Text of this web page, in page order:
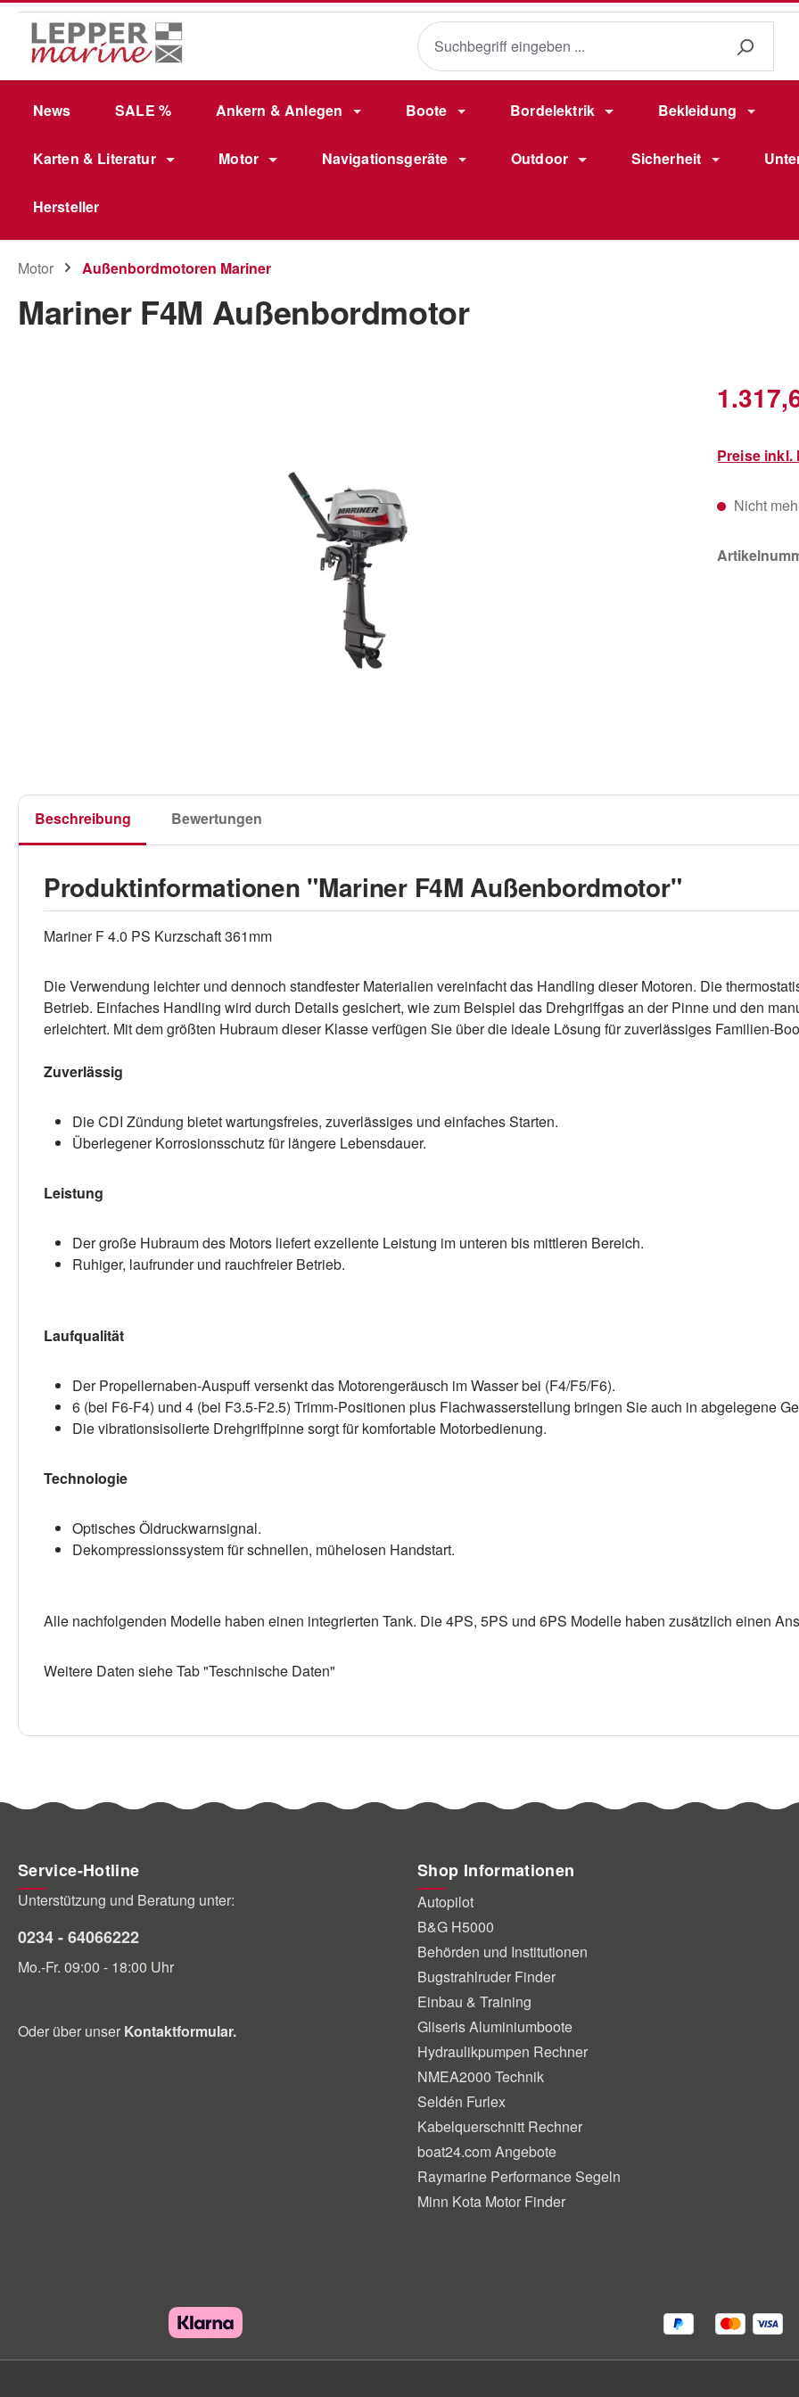
Hauptinhalt springen
Zur Suche springen
Zur Hauptnavigation springen
News SALE % Ankern & Anlegen Boote Bordelektrik Bekleidung
Karten & Literatur Motor Navigationsgeräte Outdoor Sicherheit
Hersteller
Motor Außenbordmotoren Mariner
Mariner F4M Außenbordmotor
Preise inkl.
Nicht
Beschreibung Bewertungen
Produktinformationen "Mariner F4M Außenbordmotor"
Mariner F 4.0 PS Kurzschaft 361mm
Die Verwendung leichter und dennoch standfester Materialien vereinfacht das Handling dieser Motoren. Die
Betrieb. Einfaches Handling wird durch Details gesichert, wie zum Beispiel das Drehgriffgas an der Pinne und den
erleichtert. Mit dem größten Hubraum dieser Klasse verfügen Sie über die ideale Lösung für zuverlässiges Familien-
Zuverlässig
Die CDI Zündung bietet wartungsfreies, zuverlässiges und einfaches Starten.
Überlegener Korrosionsschutz für längere Lebensdauer.
Leistung
Der große Hubraum des Motors liefert exzellente Leistung im unteren bis mittleren Bereich.
Ruhiger, laufrunder und rauchfreier Betrieb.
Laufqualität
Der Propellernaben-Auspuff versenkt das Motorengeräusch im Wasser bei (F4/F5/F6).
6 (bei F6-F4) und 4 (bei F3.5-F2.5) Trimm-Positionen plus Flachwasserstellung bringen Sie auch in abgelegene
Die vibrationsisolierte Drehgriffpinne sorgt für komfortable Motorbedienung.
Technologie
Optisches Öldruckwarnsignal.
Dekompressionssystem für schnellen, mühelosen Handstart.
Alle nachfolgenden Modelle haben einen integrierten Tank. Die 4PS, 5PS und 6PS Modelle haben zusätzlich einen
Weitere Daten siehe Tab "Teschnische Daten"
Service-Hotline
Unterstützung und Beratung unter:
0234 - 64066222
Mo.-Fr. 09:00 - 18:00 Uhr
Oder über unser Kontaktformular.
Shop Informationen
Autopilot
B&G H5000
Behörden und Institutionen
Bugstrahlruder Finder
Einbau & Training
Gliseris Aluminiumboote
Hydraulikpumpen Rechner
NMEA2000 Technik
Seldén Furlex
Kabelquerschnitt Rechner
boat24.com Angebote
Raymarine Performance Segeln
Minn Kota Motor Finder